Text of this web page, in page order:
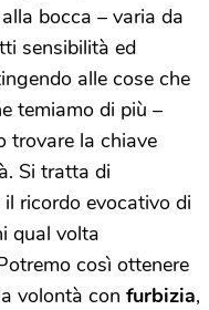
bocca – varia da
sensibilità ed
alle cose che
temiamo di più –
trovare la chiave
Si tratta di
ricordo evocativo di
qual volta
così ottenere
volontà con furbizia,